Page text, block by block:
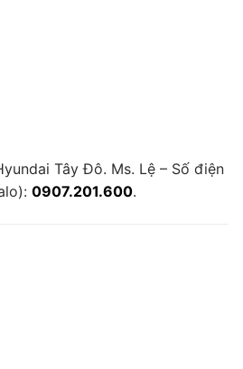
Tây Đô. Ms. Lệ – Số điện
0907.201.600.